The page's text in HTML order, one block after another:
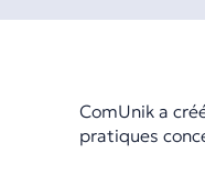
ComUnik a
pratiques